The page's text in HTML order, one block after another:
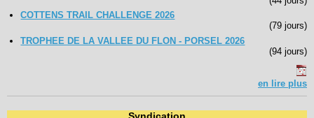
COTTENS TRAIL CHALLENGE 2026
(79 jours)
TROPHEE DE LA VALLEE DU FLON - PORSEL 2026
(94 jours)
en lire plus
Syndication